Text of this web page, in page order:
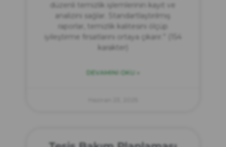
düzenli temizlik işlemlerinin kayıt ve
analizini sağlar. Standartlaştırılmış
raporlar, temizlik kalitesini ölçüp
iyileştirme fırsatlarını ortaya çıkarır.” (154
karakter)
DEVAMINI OKU »